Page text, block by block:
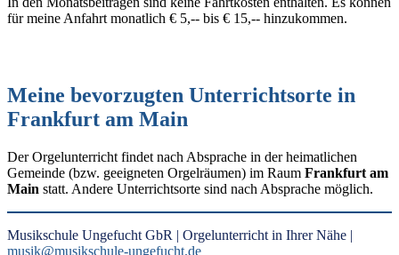
für meine Anfahrt monatlich € 5,-- bis € 15,-- hinzukommen.
Meine bevorzugten Unterrichtsorte in
Frankfurt am Main
Der Orgelunterricht findet nach Absprache in der heimatlichen
Gemeinde (bzw. geeigneten Orgelräumen) im Raum Frankfurt am
Main statt. Andere Unterrichtsorte sind nach Absprache möglich.
Musikschule Ungefucht GbR | Orgelunterricht in Ihrer Nähe |
musik@musikschule-ungefucht.de